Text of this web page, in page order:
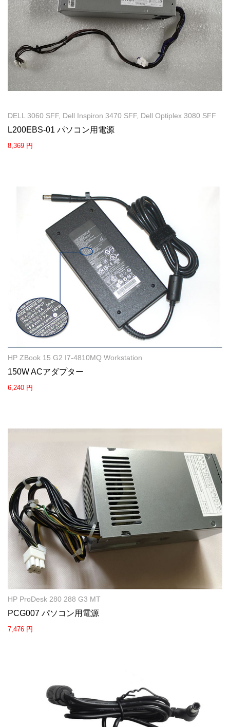
DELL 3060 SFF, Dell Inspiron 3470 SFF, Dell Optiplex 3080 SFF
L200EBS-01 パソコン用電源
8,369 円
HP ZBook 15 G2 I7-4810MQ Workstation
150W ACアダプター
6,240 円
HP ProDesk 280 288 G3 MT
PCG007 パソコン用電源
7,476 円